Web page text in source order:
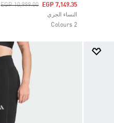
Selected
Price Reduced From
EGP 10,999.00ToEGP 7,149.35
النساء الجري
2 Colours